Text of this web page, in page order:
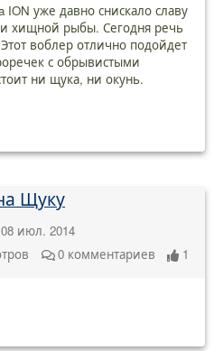
уже давно снискало славу
хищной рыбы. Сегодня речь
воблер отлично подойдет
с обрывистыми
ни щука, ни окунь.
Щуку
08 июл. 2014
0 комментариев 1